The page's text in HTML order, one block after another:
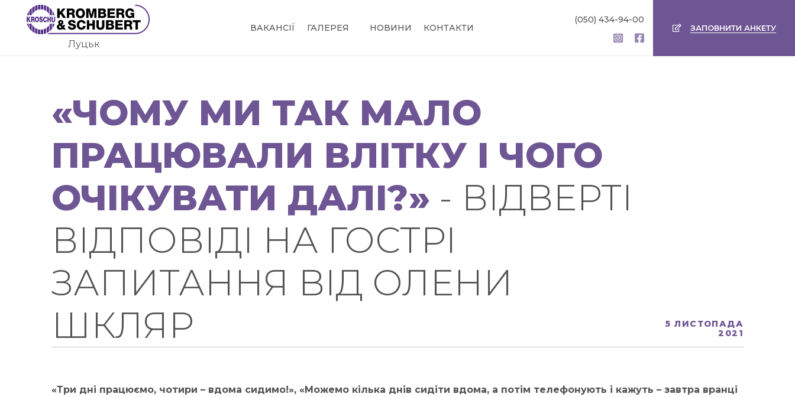
content
Луцьк
ВАКАНСІЇ ГАЛЕРЕЯ НОВИНИ КОНТАКТИ
(050) 434-94-00
ЗАПОВНИТИ АНКЕТУ
«ЧОМУ МИ ТАК МАЛО
ПРАЦЮВАЛИ ВЛІТКУ І ЧОГО
ОЧІКУВАТИ ДАЛІ?» - ВІДВЕРТІ
ВІДПОВІДІ НА ГОСТРІ
ЗАПИТАННЯ ВІД ОЛЕНИ
ШКЛЯР
5 ЛИСТОПАДА
2021
«Три дні працюємо, чотири – вдома сидимо!», «Можемо кілька днів сидіти вдома, а потім телефонують і кажуть – завтра вранці